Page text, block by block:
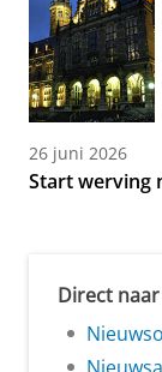
26 juni 2026
Start werving
Direct naar